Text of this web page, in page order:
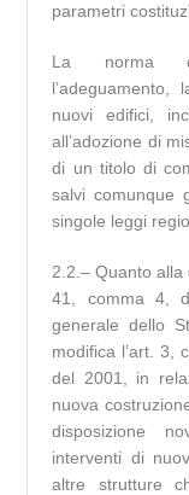
parametri
La norma
nuovi edifici,
all’adozione di
di un titolo di
salvi comunque
singole leggi
2.2.– Quanto alla
41, comma 4,
generale dello
modifica l’art. 3,
del 2001, in
nuova
disposizione
interventi di
altre strutture